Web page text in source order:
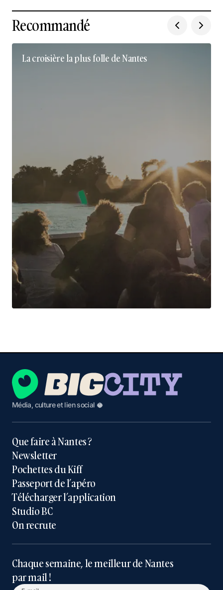
Recommandé
La croisière la plus folle de Nantes
Média, culture et lien social 🥥
Que faire à Nantes ?
Newsletter
Pochettes du Kiff
Passeport de l’apéro
Télécharger l’application
Studio BC
On recrute
Chaque semaine, le meilleur de Nantes
par mail !